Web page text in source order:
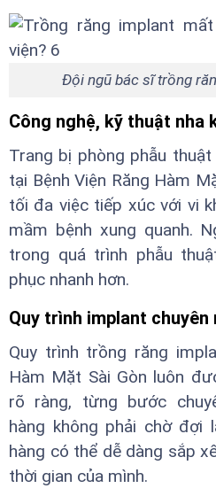
Đội ngũ bác sĩ trồng
Công nghệ, kỹ thuật nha
Trang bị phòng phẫu
tại Bệnh Viện Răng Hàm
tối đa việc tiếp xúc với vi
mầm bệnh xung quanh.
trong quá trình phẫu
phục nhanh hơn.
Quy trình implant chuyên
Quy trình trồng răng
Hàm Mặt Sài Gòn luôn
rõ ràng, từng bước
hàng không phải chờ đợi
hàng có thể dễ dàng sắp
thời gian của mình.